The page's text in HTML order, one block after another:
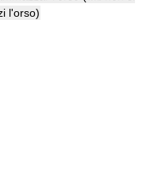
l'orso)